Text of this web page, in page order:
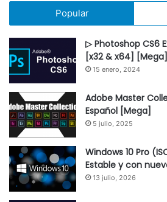
Popular
▷ Photoshop CS6
[x32 & x64] [Mega]
15 enero, 2024
Adobe Master
Español [Mega]
5 julio, 2025
Windows 10 Pro
Estable y con
13 julio, 2026